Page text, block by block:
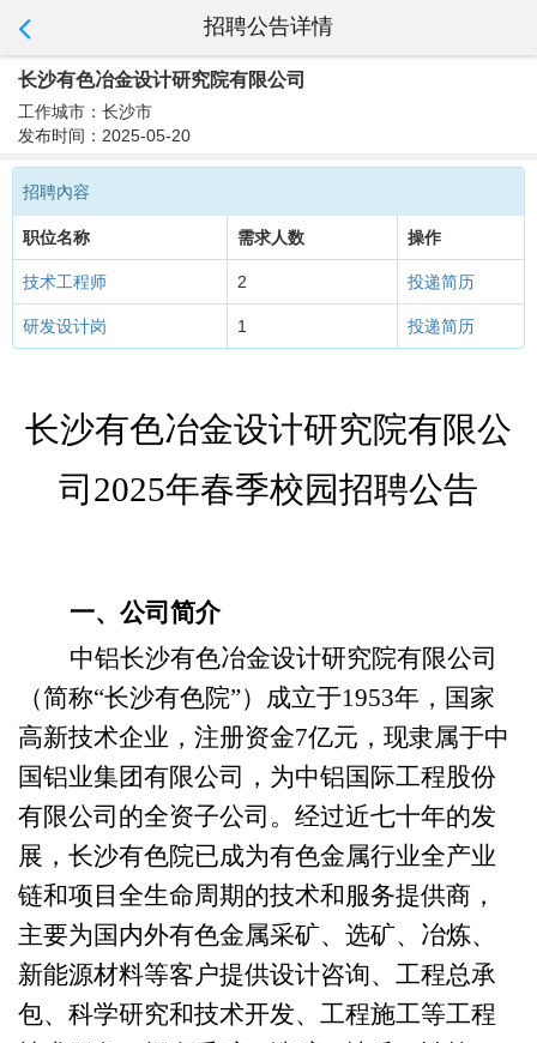
招聘公告详情
长沙有色冶金设计研究院有限公司
工作城市：长沙市
发布时间：2025-05-20
招聘內容
职位名称 需求人数 操作
技术工程师 2 投递简历
研发设计岗 1 投递简历
长沙有色冶金设计研究院有限公
司 2025年春季校园招聘公告
一、公司简介
中铝长沙有色冶金设计研究院有限公司
（简称“长沙有色院”）成立于1953年，国家
高新技术企业，注册资金7亿元，现隶属于中
国铝业集团有限公司，为中铝国际工程股份
有限公司的全资子公司。经过近七十年的发
展，长沙有色院已成为有色金属行业全产业
链和项目全生命周期的技术和服务提供商，
主要为国内外有色金属采矿、选矿、冶炼、
新能源材料等客户提供设计咨询、工程总承
包、科学研究和技术开发、工程施工等工程